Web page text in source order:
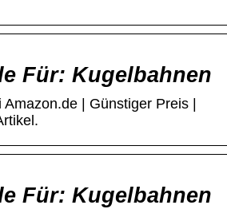
Für: Kugelbahnen
| Günstiger Preis |
Für: Kugelbahnen